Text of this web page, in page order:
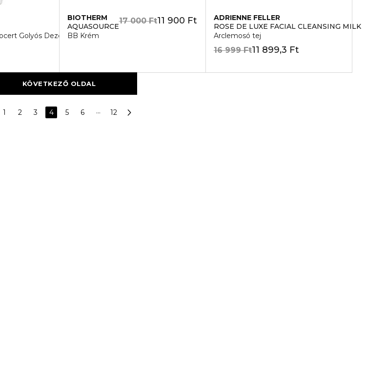
Golyós Dezodor
BIOTHERM
AQUASOURCE
BB Krém
11 900 Ft
17 000 Ft
ADRIENNE FELLER
ROSE DE LUXE FACIAL CLEANSING MILK
Arclemosó tej
11 899,3 Ft
16 999 Ft
KÖVETKEZŐ OLDAL
1 2 3 4 5 6 ··· 12